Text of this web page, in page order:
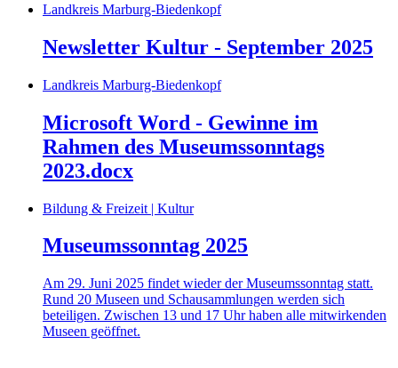
Landkreis Marburg-Biedenkopf
Newsletter Kultur - September 2025
Landkreis Marburg-Biedenkopf
Microsoft Word - Gewinne im
Rahmen des Museumssonntags
2023.docx
Bildung & Freizeit | Kultur
Museumssonntag 2025
Am 29. Juni 2025 findet wieder der Museumssonntag statt.
Rund 20 Museen und Schausammlungen werden sich
beteiligen. Zwischen 13 und 17 Uhr haben alle mitwirkenden
Museen geöffnet.